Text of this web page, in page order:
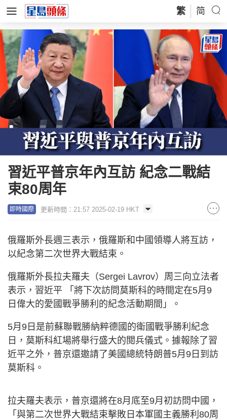
繁 简
習近平普京年內互訪 紀念二戰結
束80周年
即時國際 更新時間：21:57 2025-02-19 HKT
俄羅斯外長週三表示，俄羅斯和中國領導人將互訪，
以紀念第二次世界大戰結束。
俄羅斯外長拉夫羅夫（Sergei Lavrov）周三向立法者
表示，習近平 「將下次訪問莫斯科的時間定在5月9
日偉大的愛國戰爭勝利的紀念活動期間」。
5月9日是前蘇聯戰勝納粹德國的衛國戰爭勝利紀念
日，莫斯科紅場將舉行盛大的閲兵儀式。據報除了習
近平之外，普京還邀請了美國總統特朗普5月9日到訪
莫斯科。
拉夫羅夫表示，普京還將在8月底至9月初訪問中國，
「與第二次世界大戰結束擊敗日本軍國主義勝利80周